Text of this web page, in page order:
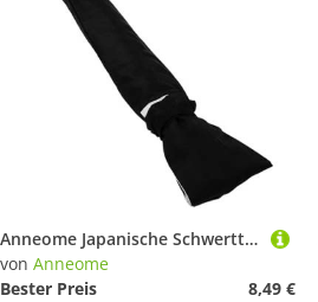
Anneome Japanische Schwerttasche Dicke Strapazierfähige Aufbewahrungstasche mit Tragriemen für Lange Schwerter Komfortabel Tragbar Schützt vor Kratzern Inspiriert von Japanischer Kultur
von Anneome
Bester Preis
8,49 €